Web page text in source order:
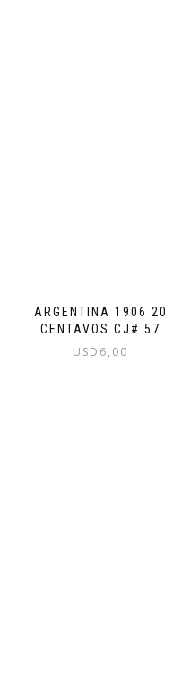
ARGENTINA 1906 20
CENTAVOS CJ# 57
USD 6,00